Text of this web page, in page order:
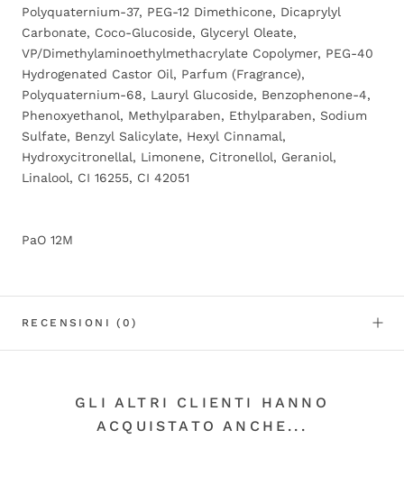
Polyquaternium-37, PEG-12 Dimethicone, Dicaprylyl
Carbonate, Coco-Glucoside, Glyceryl Oleate,
VP/Dimethylaminoethylmethacrylate Copolymer, PEG-40
Hydrogenated Castor Oil, Parfum (Fragrance),
Polyquaternium-68, Lauryl Glucoside, Benzophenone-4,
Phenoxyethanol, Methylparaben, Ethylparaben, Sodium
Sulfate, Benzyl Salicylate, Hexyl Cinnamal,
Hydroxycitronellal, Limonene, Citronellol, Geraniol,
Linalool, CI 16255, CI 42051
PaO 12M
RECENSIONI(0)
GLI ALTRI CLIENTI HANNO
ACQUISTATO ANCHE...